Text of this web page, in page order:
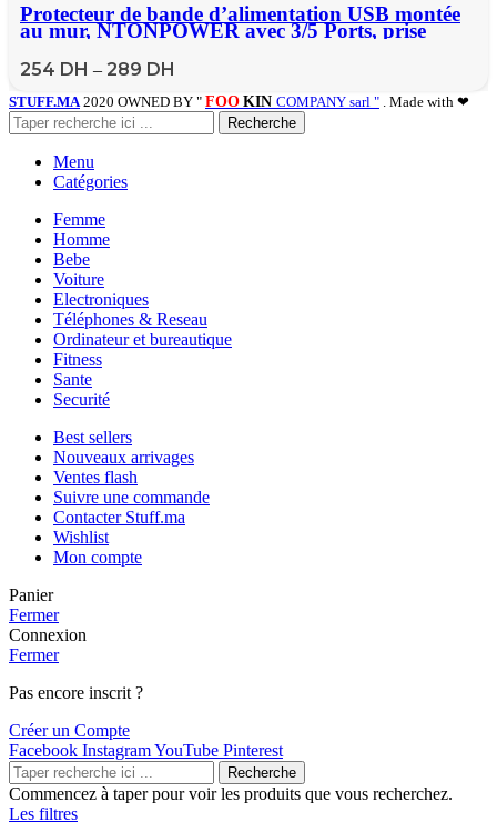
Protecteur de bande d’alimentation USB montée
au mur, NTONPOWER avec 3/5 Ports, prise
d’extension, 2 USB, prise EU pour filtre réseau
domestique
254 DH – 289 DH
STUFF.MA 2020 OWNED BY " FOO KIN COMPANY sarl " . Made with ❤
Recherche
Menu
Catégories
Femme
Homme
Bebe
Voiture
Electroniques
Téléphones & Reseau
Ordinateur et bureautique
Fitness
Sante
Securité
Best sellers
Nouveaux arrivages
Ventes flash
Suivre une commande
Contacter Stuff.ma
Wishlist
Mon compte
Panier
Fermer
Connexion
Fermer
Pas encore inscrit ?
Créer un Compte
Facebook InstagramYouTube Pinterest
Recherche
Commencez à taper pour voir les produits que vous recherchez.
Les filtres